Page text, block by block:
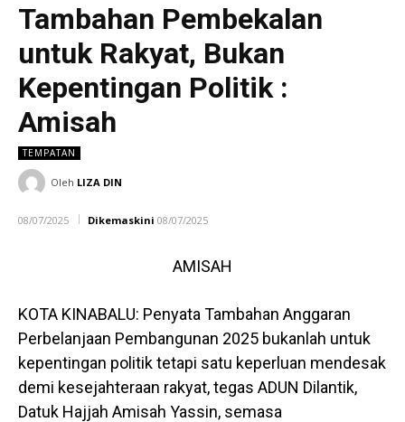
Tambahan Pembekalan
untuk Rakyat, Bukan
Kepentingan Politik :
Amisah
TEMPATAN
Oleh LIZA DIN
08/07/2025 Dikemaskini 08/07/2025
AMISAH
KOTA KINABALU: Penyata Tambahan Anggaran
Perbelanjaan Pembangunan 2025 bukanlah untuk
kepentingan politik tetapi satu keperluan mendesak
demi kesejahteraan rakyat, tegas ADUN Dilantik,
Datuk Hajjah Amisah Yassin, semasa